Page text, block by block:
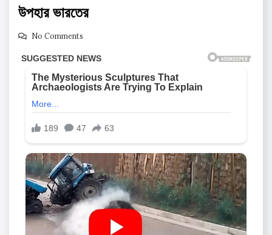
উপহার ভারতের
No Comments